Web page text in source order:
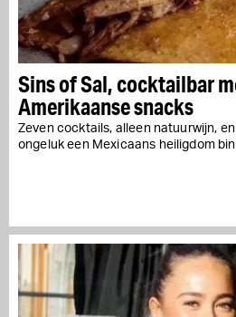
Sins of Sal, cocktailbar
Amerikaanse snacks
Zeven cocktails, alleen natuurwijn,
ongeluk een Mexicaans heiligdom